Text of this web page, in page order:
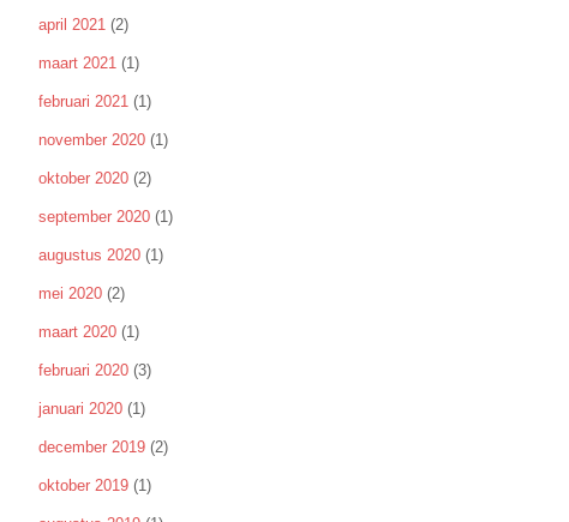
april 2021 (2)
maart 2021 (1)
februari 2021 (1)
november 2020 (1)
oktober 2020 (2)
september 2020 (1)
augustus 2020 (1)
mei 2020 (2)
maart 2020 (1)
februari 2020 (3)
januari 2020 (1)
december 2019 (2)
oktober 2019 (1)